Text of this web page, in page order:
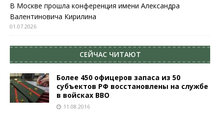
В Москве прошла конференция имени Александра
Валентиновича Кирилина
01.07.2026
СЕЙЧАС ЧИТАЮТ
Более 450 офицеров запаса из 50
субъектов РФ восстановлены на службе
в войсках ВВО
11.08.2016